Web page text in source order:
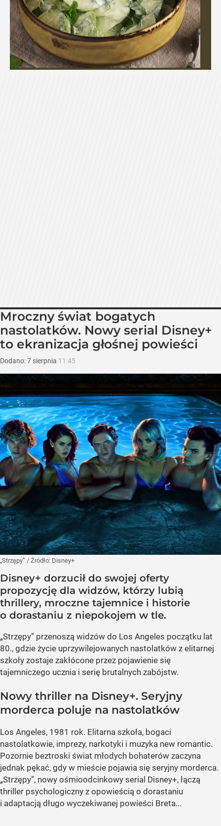
Mroczny świat bogatych
nastolatków. Nowy serial Disney+
to ekranizacja głośnej powieści
Dodano:7 sierpnia 11:45
„Strzępy” / Źródło: Disney+
Disney+ dorzucił do swojej oferty
propozycję dla widzów, którzy lubią
thrillery, mroczne tajemnice i historie
o dorastaniu z niepokojem w tle.
„Strzępy” przenoszą widzów do Los Angeles początku lat
80., gdzie życie uprzywilejowanych nastolatków z elitarnej
szkoły zostaje zakłócone przez pojawienie się
tajemniczego ucznia i serię brutalnych zabójstw.
Nowy thriller na Disney+. Seryjny
morderca poluje na nastolatków
Los Angeles, 1981 rok. Elitarna szkoła, bogaci
nastolatkowie, imprezy, narkotyki i muzyka new romantic.
Pozornie beztroski świat młodych bohaterów zaczyna
jednak pękać, gdy w mieście pojawia się seryjny morderca.
„Strzępy”, nowy ośmioodcinkowy serial Disney+, łączą
thriller psychologiczny z opowieścią o dorastaniu
i adaptacją długo wyczekiwanej powieści Breta...